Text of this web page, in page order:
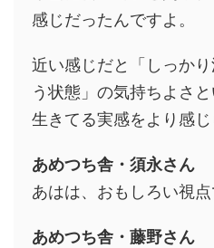
感じだったんですよ。
近い感じだと「しっか
う状態」の気持ちよさと
生きてる実感をより感じ
あめつち舎・須永さん
あはは、おもしろい視点
あめつち舎・藤野さん